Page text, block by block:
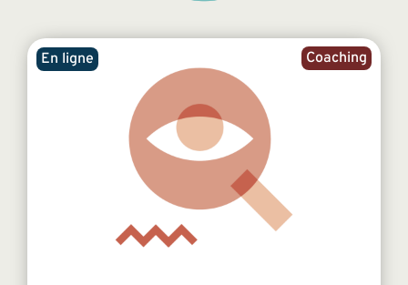
Coaching
En ligne